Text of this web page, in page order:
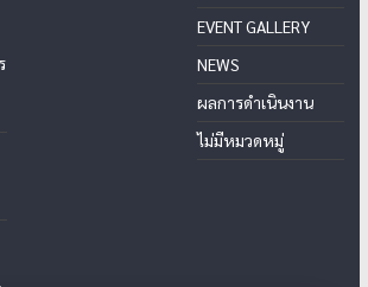
EVENT GALLERY
NEWS
ผลการดำเนินงาน
ไม่มีหมวดหมู่